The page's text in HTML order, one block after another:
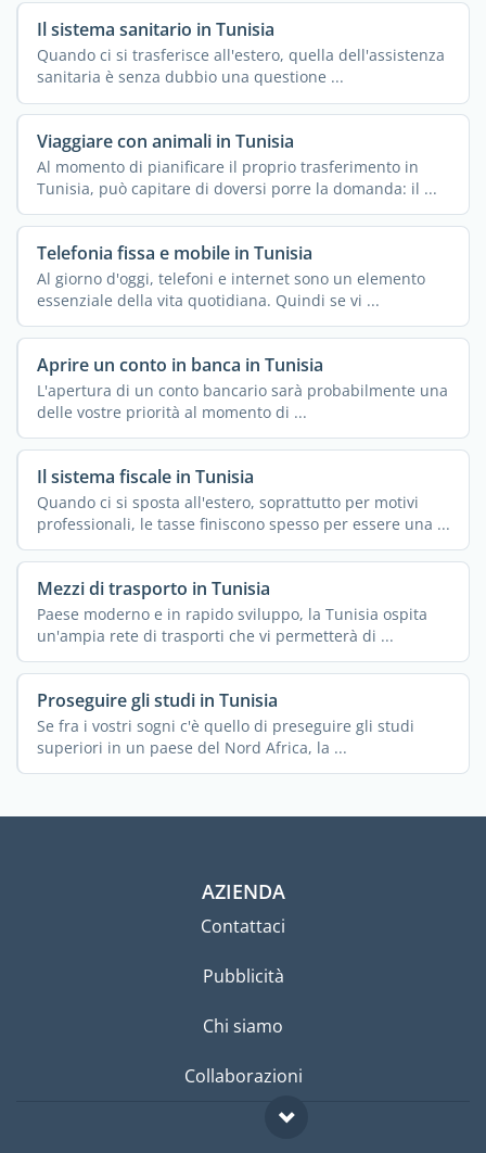
Il sistema sanitario in Tunisia
Quando ci si trasferisce all'estero, quella dell'assistenza
sanitaria è senza dubbio una questione ...
Viaggiare con animali in Tunisia
Al momento di pianificare il proprio trasferimento in
Tunisia, può capitare di doversi porre la domanda: il ...
Telefonia fissa e mobile in Tunisia
Al giorno d'oggi, telefoni e internet sono un elemento
essenziale della vita quotidiana. Quindi se vi ...
Aprire un conto in banca in Tunisia
L'apertura di un conto bancario sarà probabilmente una
delle vostre priorità al momento di ...
Il sistema fiscale in Tunisia
Quando ci si sposta all'estero, soprattutto per motivi
professionali, le tasse finiscono spesso per essere una ...
Mezzi di trasporto in Tunisia
Paese moderno e in rapido sviluppo, la Tunisia ospita
un'ampia rete di trasporti che vi permetterà di ...
Proseguire gli studi in Tunisia
Se fra i vostri sogni c'è quello di preseguire gli studi
superiori in un paese del Nord Africa, la ...
AZIENDA
Contattaci
Pubblicità
Chi siamo
Collaborazioni